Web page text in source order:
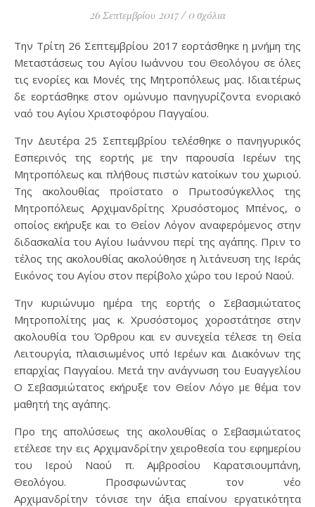
26 Σεπτεμβρίου 2017 / 0 σχόλια
Την Τρίτη 26 Σεπτεμβρίου 2017 εορτάσθηκε η μνήμη της
Μεταστάσεως του Αγίου Ιωάννου του Θεολόγου σε όλες
τις ενορίες και Μονές της Μητροπόλεως μας. Ιδιαιτέρως
δε εορτάσθηκε στον ομώνυμο πανηγυρίζοντα ενοριακό
ναό του Αγίου Χριστοφόρου Παγγαίου.
Την Δευτέρα 25 Σεπτεμβρίου τελέσθηκε ο πανηγυρικός
Εσπερινός της εορτής με την παρουσία Ιερέων της
Μητροπόλεως και πλήθους πιστών κατοίκων του χωριού.
Της ακολουθίας προΐστατο ο Πρωτοσύγκελλος της
Μητροπόλεως Αρχιμανδρίτης Χρυσόστομος Μπένος, ο
οποίος εκήρυξε και το Θείον Λόγον αναφερόμενος στην
διδασκαλία του Αγίου Ιωάννου περί της αγάπης. Πριν το
τέλος της ακολουθίας ακολούθησε η λιτάνευση της Ιεράς
Εικόνος του Αγίου στον περίβολο χώρο του Ιερού Ναού.
Την κυριώνυμο ημέρα της εορτής ο Σεβασμιώτατος
Μητροπολίτης μας κ. Χρυσόστομος χοροστάτησε στην
ακολουθία του Όρθρου και εν συνεχεία τέλεσε τη Θεία
Λειτουργία, πλαισιωμένος υπό Ιερέων και Διακόνων της
επαρχίας Παγγαίου. Μετά την ανάγνωση του Ευαγγελίου
Ο Σεβασμιώτατος εκήρυξε τον Θείον Λόγο με θέμα τον
μαθητή της αγάπης.
Προ της απολύσεως της ακολουθίας ο Σεβασμιώτατος
ετέλεσε την εις Αρχιμανδρίτην χειροθεσία του εφημερίου
του Ιερού Ναού π. Αμβροσίου Καρατσιουμπάνη,
Θεολόγου. Προσφωνώντας τον νέο
Αρχιμανδρίτην τόνισε την άξια επαίνου εργατικότητα